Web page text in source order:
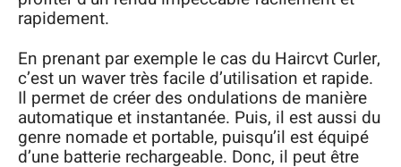
rapidement.
En prenant par exemple le cas du Haircvt Curler,
c’est un waver très facile d’utilisation et rapide.
Il permet de créer des ondulations de manière
automatique et instantanée. Puis, il est aussi du
genre nomade et portable, puisqu’il est équipé
d’une batterie rechargeable. Donc, il peut être